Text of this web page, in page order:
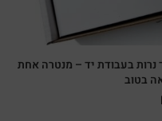
בעבודת יד – מנטרה אחת
בטוב